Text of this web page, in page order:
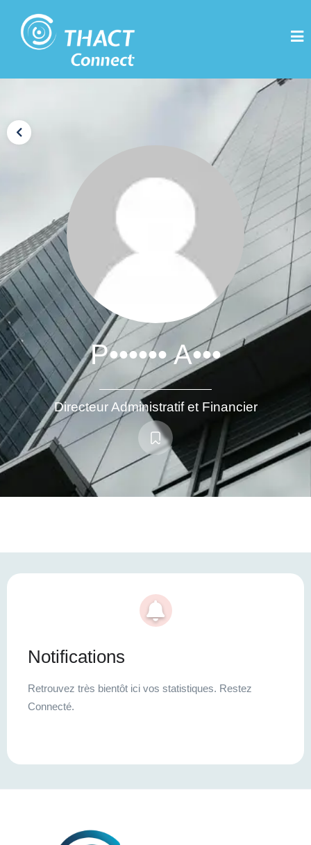
P•••••• A•••
Directeur Administratif et Financier
Notifications
Retrouvez très bientôt ici vos statistiques. Restez
Connecté.